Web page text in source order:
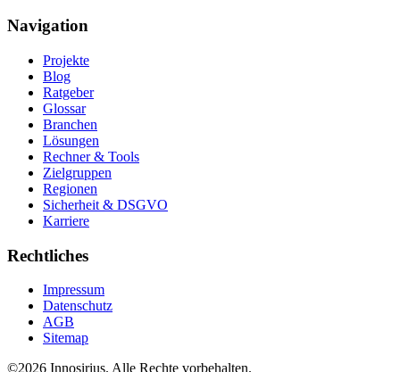
Navigation
Projekte
Blog
Ratgeber
Glossar
Branchen
Lösungen
Rechner & Tools
Zielgruppen
Regionen
Sicherheit & DSGVO
Karriere
Rechtliches
Impressum
Datenschutz
AGB
Sitemap
©2026 Innosirius. Alle Rechte vorbehalten.